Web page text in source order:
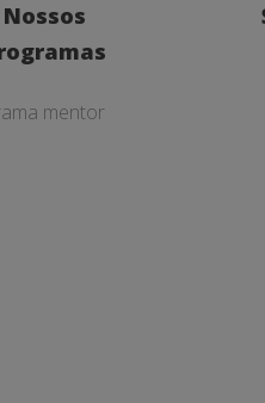
Nossos
mentor